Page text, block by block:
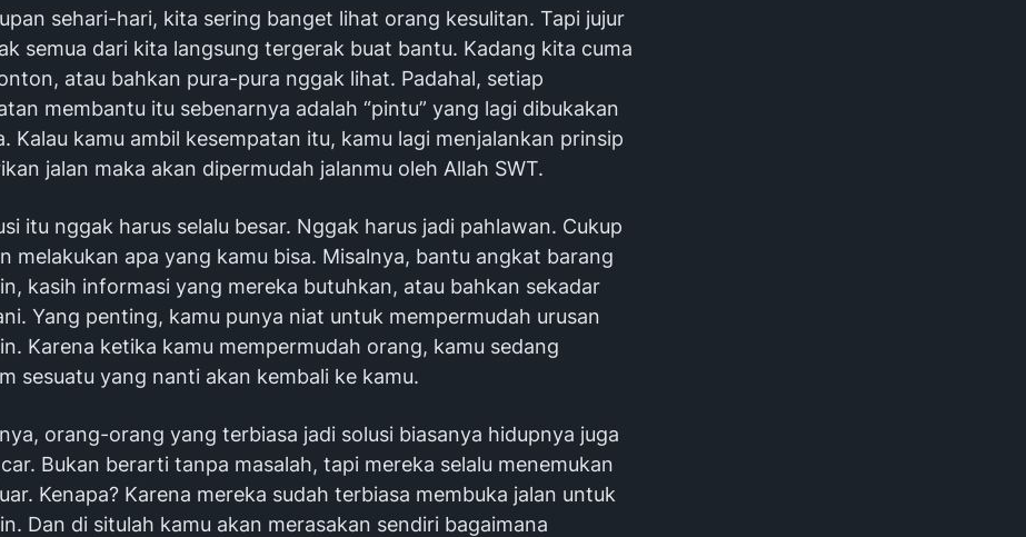
sehari-hari, kita sering banget lihat orang kesulitan. Tapi jujur
semua dari kita langsung tergerak buat bantu. Kadang kita cuma
atau bahkan pura-pura nggak lihat. Padahal, setiap
membantu itu sebenarnya adalah “pintu” yang lagi dibukakan
Kalau kamu ambil kesempatan itu, kamu lagi menjalankan prinsip
jalan maka akan dipermudah jalanmu oleh Allah SWT.
itu nggak harus selalu besar. Nggak harus jadi pahlawan. Cukup
melakukan apa yang kamu bisa. Misalnya, bantu angkat barang
kasih informasi yang mereka butuhkan, atau bahkan sekadar
Yang penting, kamu punya niat untuk mempermudah urusan
Karena ketika kamu mempermudah orang, kamu sedang
sesuatu yang nanti akan kembali ke kamu.
orang-orang yang terbiasa jadi solusi biasanya hidupnya juga
Bukan berarti tanpa masalah, tapi mereka selalu menemukan
Kenapa? Karena mereka sudah terbiasa membuka jalan untuk
Dan di situlah kamu akan merasakan sendiri bagaimana